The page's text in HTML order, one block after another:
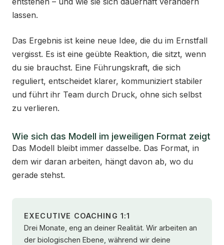
lassen.
Das Ergebnis ist keine neue Idee, die du im Ernstfall
vergisst. Es ist eine geübte Reaktion, die sitzt, wenn
du sie brauchst. Eine Führungskraft, die sich
reguliert, entscheidet klarer, kommuniziert stabiler
und führt ihr Team durch Druck, ohne sich selbst
zu verlieren.
Wie sich das Modell im jeweiligen Format zeigt
Das Modell bleibt immer dasselbe. Das Format, in
dem wir daran arbeiten, hängt davon ab, wo du
gerade stehst.
EXECUTIVE COACHING 1:1
Drei Monate, eng an deiner Realität. Wir arbeiten an
der biologischen Ebene, während wir deine